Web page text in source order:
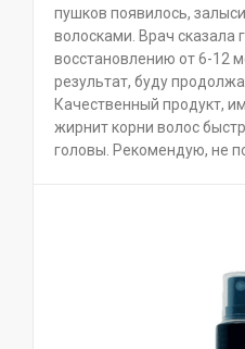
пушков появилось,
волосками. Врач сказала
восстановлению от 6-12
результат, буду
Качественный продукт,
жирнит корни волос
головы. Рекомендую, не